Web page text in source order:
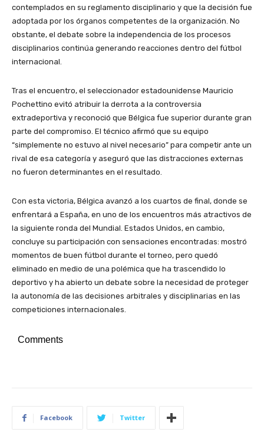
contemplados en su reglamento disciplinario y que la decisión fue
adoptada por los órganos competentes de la organización. No
obstante, el debate sobre la independencia de los procesos
disciplinarios continúa generando reacciones dentro del fútbol
internacional.
Tras el encuentro, el seleccionador estadounidense Mauricio
Pochettino evitó atribuir la derrota a la controversia
extradeportiva y reconoció que Bélgica fue superior durante gran
parte del compromiso. El técnico afirmó que su equipo
“simplemente no estuvo al nivel necesario” para competir ante un
rival de esa categoría y aseguró que las distracciones externas
no fueron determinantes en el resultado.
Con esta victoria, Bélgica avanzó a los cuartos de final, donde se
enfrentará a España, en uno de los encuentros más atractivos de
la siguiente ronda del Mundial. Estados Unidos, en cambio,
concluye su participación con sensaciones encontradas: mostró
momentos de buen fútbol durante el torneo, pero quedó
eliminado en medio de una polémica que ha trascendido lo
deportivo y ha abierto un debate sobre la necesidad de proteger
la autonomía de las decisiones arbitrales y disciplinarias en las
competiciones internacionales.
Comments
Facebook Twitter